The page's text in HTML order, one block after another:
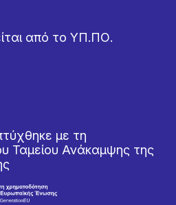
από το ΥΠ.ΠΟ.
με τη
Ταμείου Ανάκαμψης της